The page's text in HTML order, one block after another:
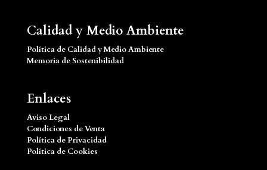
Calidad y Medio Ambiente
Política de Calidad y Medio Ambiente
Memoria de Sostenibilidad
Enlaces
Aviso Legal
Condiciones de Venta
Política de Privacidad
Política de Cookies